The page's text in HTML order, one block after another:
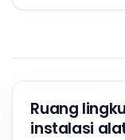
Ruang
instalasi